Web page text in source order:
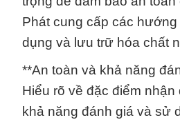
Phát cung cấp các
dụng và lưu trữ hóa chất
**An toàn và khả năng
Hiểu rõ về đặc điểm
khả năng đánh giá và sử